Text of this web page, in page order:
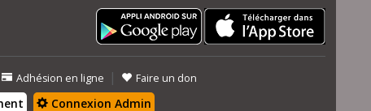
Adhésion en ligne | Faire un don
Connexion Admin